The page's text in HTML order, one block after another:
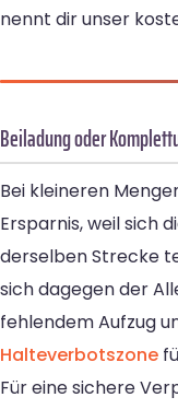
nennt dir unser
Beiladung oder
Bei kleineren
Ersparnis, weil sich
derselben Strecke
sich dagegen der
fehlendem Aufzug
Halteverbotszone
Für eine sichere